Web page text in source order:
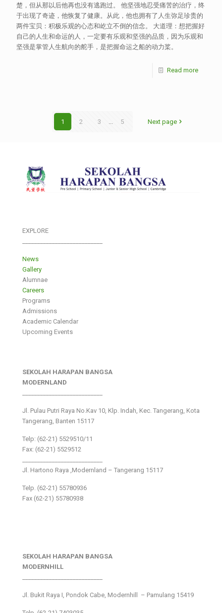
楚，但从那以后他再也没有逃跑过。 他坚强地忍受痛苦的治疗，终
于出现了奇迹，他恢复了健康。从此，他也拥有了人生弥足珍贵的
两件宝贝：积极乐观的心态和屹立不倒的信念。 大道理：想把握好
自己的人生和命运的人，一定要有乐观和坚强的品质，因为乐观和
坚强是掌管人生航向的舵手，是把握命运之船的动力桨。
Read more
1 2 3 ... 5 Next page
EXPLORE
News
Gallery
Alumnae
Careers
Programs
Admissions
Academic Calendar
Upcoming Events
SEKOLAH HARAPAN BANGSA
MODERNLAND
Jl. Pulau Putri Raya No.Kav 10, Klp. Indah, Kec. Tangerang, Kota
Tangerang, Banten 15117
Telp: (62-21) 5529510/11
Fax: (62-21) 5529512
Jl. Hartono Raya ,Modernland – Tangerang 15117
Telp. (62-21) 55780936
Fax (62-21) 55780938
SEKOLAH HARAPAN BANGSA
MODERNHILL
Jl. Bukit Raya I, Pondok Cabe, Modernhill – Pamulang 15419